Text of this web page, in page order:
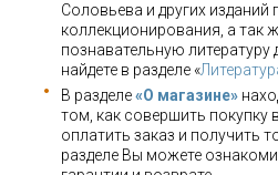
Соловьева и других
коллекционирования, а так
познавательную
найдете в разделе «
В разделе«О магазине»
том, как совершить покупку
оплатить заказ и получить
разделе Вы можете